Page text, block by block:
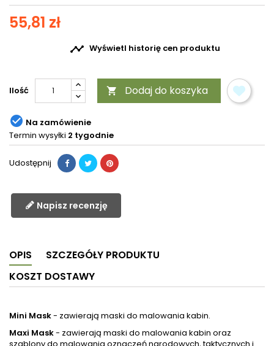
55,81 zł
 Wyświetl historię cen produktu
Ilość  Dodaj do koszyka
 Na zamówienie
Termin wysyłki 2 tygodnie
Udostępnij
Napisz recenzję
OPIS
SZCZEGÓŁY PRODUKTU
KOSZT DOSTAWY
Mini Mask- zawierają maski do malowania kabin.
Maxi Mask- zawierają maski do malowania kabin oraz